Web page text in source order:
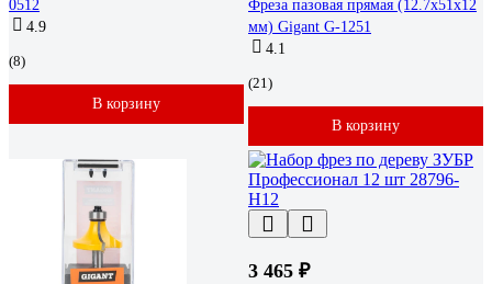
0512
4.9
(8)
В корзину
Фреза пазовая прямая (12.7x51x12
мм) Gigant G-1251
4.1
(21)
В корзину
3 465 ₽